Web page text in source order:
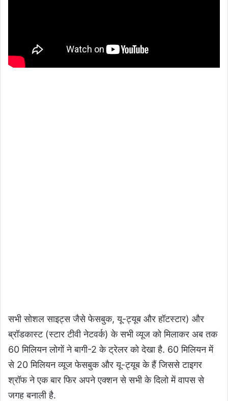
सभी सोशल साइट्स जैसे फेसबुक, यू-ट्यूब और हॉटस्टार) और
ब्रॉडकास्ट (स्टार टीवी नेटवर्क) के सभी व्यूज को मिलाकर अब तक
60 मिलियन लोगों ने बागी-2 के ट्रेलर को देखा है. 60 मिलियन में
से 20 मिलियन व्यूज फेसबुक और यू-ट्यूब के हैं जिससे टाइगर
श्रॉफ ने एक बार फिर अपने एक्शन से सभी के दिलो में वापस से
जगह बनाली है.